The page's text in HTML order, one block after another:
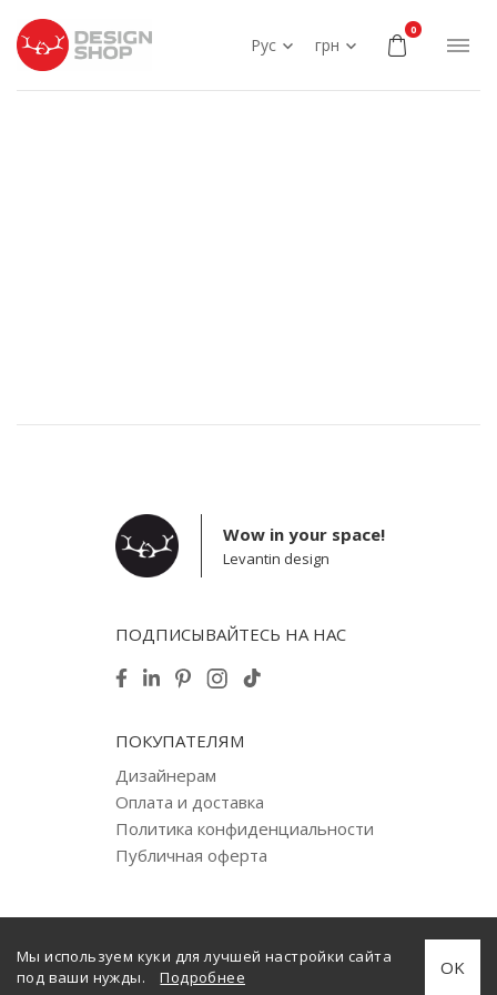
Рус грн
0
Wow in your space!
Levantin design
ПОДПИСЫВАЙТЕСЬ НА НАС
ПОКУПАТЕЛЯМ
Дизайнерам
Оплата и доставка
Политика конфиденциальности
Публичная оферта
© 2012–2025 Levantin design. Copyright. All Rights Reserved.
Созданоinternera.com
Мы используем куки для лучшей настройки сайта
под ваши нужды.
Подробнее OK